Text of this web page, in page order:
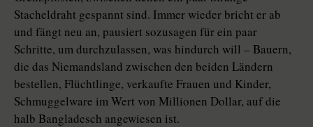
Stacheldraht gespannt sind. Immer wieder bricht er ab
und fängt neu an, pausiert sozusagen für ein paar
Schritte, um durchzulassen, was hindurch will – Bauern,
die das Niemandsland zwischen den beiden Ländern
bestellen, Flüchtlinge, verkaufte Frauen und Kinder,
Schmuggelware im Wert von Millionen Dollar, auf die
halb Bangladesch angewiesen ist.